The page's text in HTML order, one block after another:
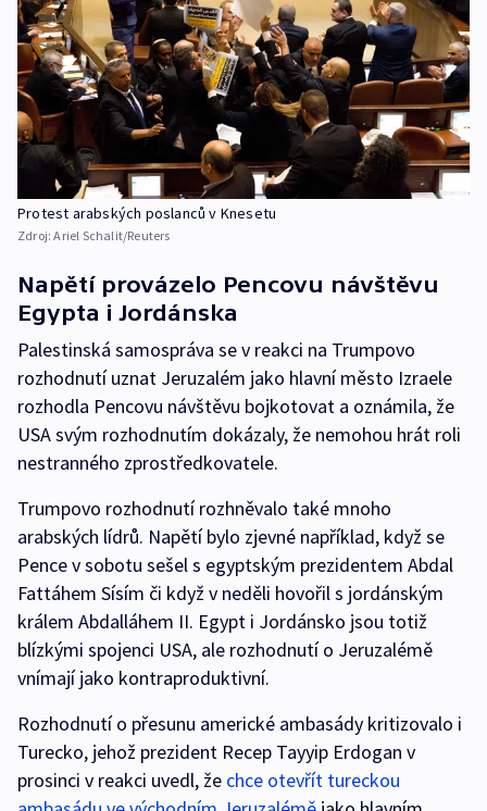
Protest arabských poslanců v Knesetu
Zdroj:Ariel Schalit/Reuters
Napětí provázelo Pencovu návštěvu
Egypta i Jordánska
Palestinská samospráva se v reakci na Trumpovo
rozhodnutí uznat Jeruzalém jako hlavní město Izraele
rozhodla Pencovu návštěvu bojkotovat a oznámila, že
USA svým rozhodnutím dokázaly, že nemohou hrát roli
nestranného zprostředkovatele.
Trumpovo rozhodnutí rozhněvalo také mnoho
arabských lídrů. Napětí bylo zjevné například, když se
Pence v sobotu sešel s egyptským prezidentem Abdal
Fattáhem Sísím či když v neděli hovořil s jordánským
králem Abdalláhem II. Egypt i Jordánsko jsou totiž
blízkými spojenci USA, ale rozhodnutí o Jeruzalémě
vnímají jako kontraproduktivní.
Rozhodnutí o přesunu americké ambasády kritizovalo i
Turecko, jehož prezident Recep Tayyip Erdogan v
prosinci v reakci uvedl, že chce otevřít tureckou